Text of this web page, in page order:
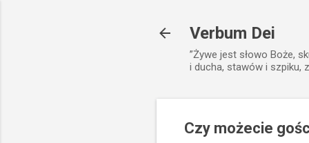
Verbum Dei
”Żywe jest słowo Boże,
i ducha, stawów i szpiku,
Czy możecie